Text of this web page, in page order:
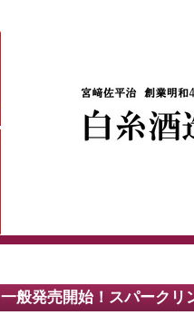
一般発売開始！スパーク